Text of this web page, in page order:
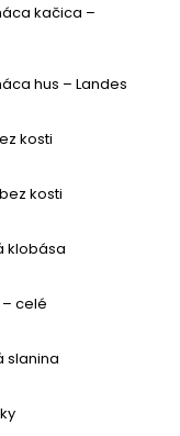
kačica –
hus – Landes
kosti
kosti
klobása
celé
slanina